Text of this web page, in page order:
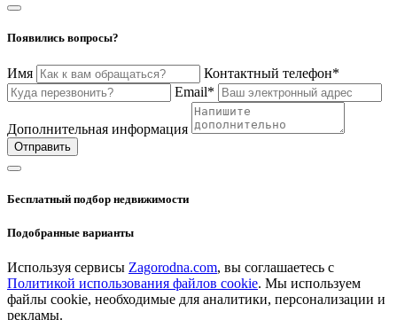
Появились вопросы?
Имя
Контактный телефон*
Email*
Дополнительная информация
Отправить
Бесплатный подбор недвижимости
Подобранные варианты
Используя сервисы Zagorodna.com, вы соглашаетесь с
Политикой использования файлов cookie. Мы используем
файлы cookie, необходимые для аналитики, персонализации и
рекламы.